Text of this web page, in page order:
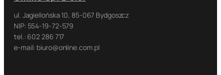
ul. Jagiellońska 10, 85-067 Bydgoszcz
NIP: 554-19-72-579
tel.: 602 286 717
e-mail: biuro@online.com.pl